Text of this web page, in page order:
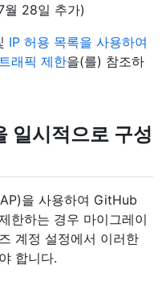
28일 추가)
IP 허용 목록을 사용하여
래픽 제한을(를) 참조하
일시적으로 구성
을 사용하여 GitHub
한하는 경우 마이그레이
계정 설정에서 이러한
합니다.